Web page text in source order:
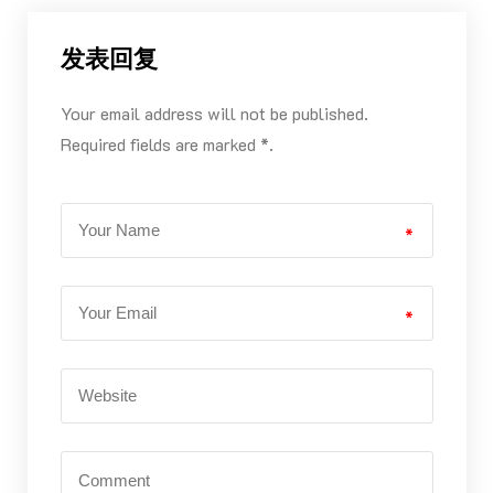
发表回复
Your email address will not be published.
Required fields are marked *.
*
*